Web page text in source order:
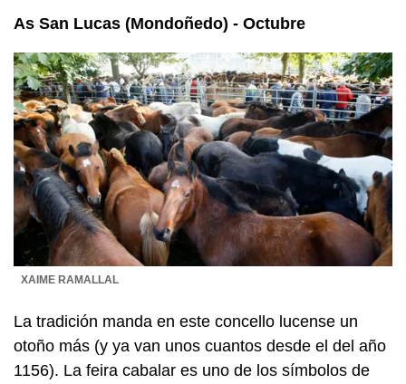
As San Lucas (Mondoñedo) - Octubre
XAIME RAMALLAL
La tradición manda en este concello lucense un
otoño más (y ya van unos cuantos desde el del año
1156). La feira cabalar es uno de los símbolos de